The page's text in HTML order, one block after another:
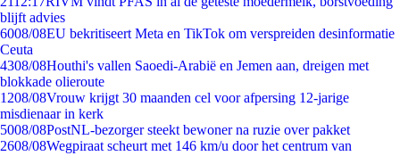
blijft advies
6008/08EU bekritiseert Meta en TikTok om verspreiden desinformatie
Ceuta
4308/08Houthi's vallen Saoedi-Arabië en Jemen aan, dreigen met
blokkade olieroute
1208/08Vrouw krijgt 30 maanden cel voor afpersing 12-jarige
misdienaar in kerk
5008/08PostNL-bezorger steekt bewoner na ruzie over pakket
2608/08Wegpiraat scheurt met 146 km/u door het centrum van